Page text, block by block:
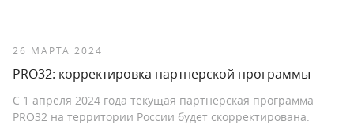
26 МАРТА 2024
PRO32: корректировка партнерской программы
С 1 апреля 2024 года текущая партнерская программа
PRO32 на территории России будет скорректирована.